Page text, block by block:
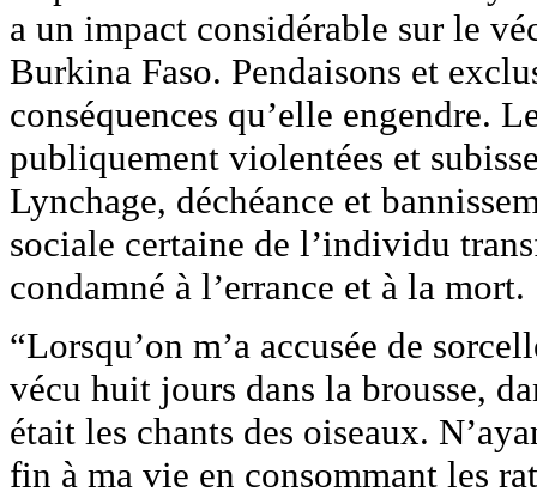
a un impact considérable sur le
Burkina Faso. Pendaisons et
conséquences qu’elle engendre.
publiquement violentées et
Lynchage, déchéance et
sociale certaine de l’individu
condamné à l’errance et à la mort.
“Lorsqu’on m’a accusée de
vécu huit jours dans la brousse,
était les chants des oiseaux.
fin à ma vie en consommant les